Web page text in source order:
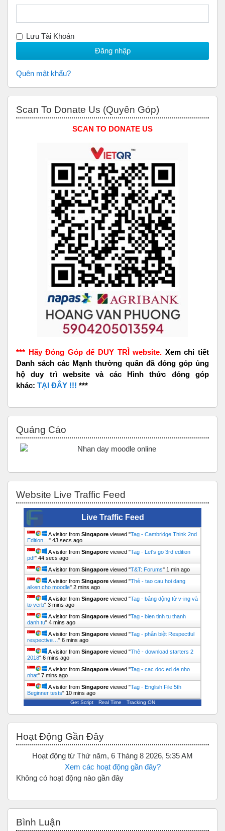
Lưu Tài Khoản
Quên mật khẩu?
Scan To Donate Us (Quyên Góp)
SCAN TO DONATE US
*** Hãy Đóng Góp để DUY TRÌ website. Xem chi tiết
Danh sách các Mạnh thường quân đã đóng góp ủng
hộ duy trì website và các Hình thức đóng góp
khác: TẠI ĐÂY !!! ***
Quảng Cáo
Website Live Traffic Feed
Live Traffic Feed
A visitor from Singapore viewed "Tag - Cambridge Think 2nd
Edition… " 43 secs ago
A visitor from Singapore viewed "Tag - Let's go 3rd edition
pdf" 44 secs ago
A visitor from Singapore viewed "T&T: Forums" 1 min ago
A visitor from Singapore viewed "Thẻ - tao cau hoi dang
aiken cho moodle" 2 mins ago
A visitor from Singapore viewed "Tag - bảng dộng từ v-ing và
to verb" 3 mins ago
A visitor from Singapore viewed "Tag - bien tinh tu thanh
danh tu" 4 mins ago
A visitor from Singapore viewed "Tag - phân biệt Respectful
respective… " 6 mins ago
A visitor from Singapore viewed "Thẻ - download starters 2
2018" 6 mins ago
A visitor from Singapore viewed "Tag - cac doc ed de nho
nhat" 7 mins ago
A visitor from Singapore viewed "Tag - English File 5th
Beginner tests" 10 mins ago
Get Script Real Time Tracking ON
Hoạt Động Gần Đây
Hoạt động từ Thứ năm, 6 Tháng 8 2026, 5:35 AM
Xem các hoạt động gần đây?
Không có hoạt động nào gần đây
Bình Luận